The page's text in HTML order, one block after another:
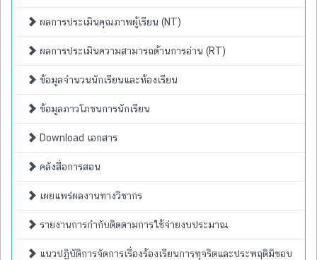
ผลการประเมินคุณภาพผู้เรียน (NT)
ผลการประเมินความสามารถด้านการอ่าน (RT)
ข้อมูลจำนวนนักเรียนและห้องเรียน
ข้อมูลภาวโภชนการนักเรียน
Download เอกสาร
คลังสื่อการสอน
เผยแพร่ผลงานทางวิชากร
รายงานการกำกับติดตามการใช้จ่ายงบประมาณ
แนวปฏิบัติการจัดการเรื่องร้องเรียนการทุจริตและประพฤติมิชอบ